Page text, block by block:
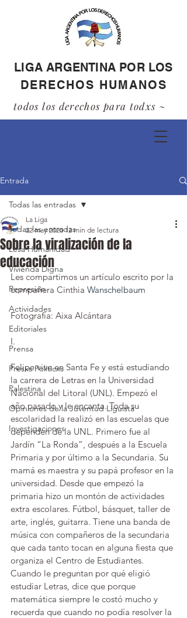
LIGA ARGENTINA POR LOS
DERECHOS HUMANOS
todos los derechos para todxs ~
Entrada
Todas las entradas
Lesa Humanidad
Vivienda Digna
Represión
Actividades
Editoriales
Prensa
Presxs Políticxs
Palestina
Opiniones de la Juventud Liguista
Investigaciones
Todas las entradas
Sobre la viralización de la
educación
La Liga
22 may 2020 12 min de lectura
Les compartimos un artículo escrito por la
compañera Cinthia Wanschelbaum
Fotografía: Aixa Alcántara
I.
Felipe vive en Santa Fe y está estudiando
la carrera de Letras en la Universidad
Nacional del Litoral (UNL). Empezó el
año pasado y le encanta. Toda su
escolaridad la realizó en las escuelas que
dependen de la UNL. Primero fue al
Jardín “La Ronda”, después a la Escuela
Primaria y por último a la Secundaria. Su
mamá es maestra y su papá profesor en la
universidad. Desde que empezó la
primaria hizo un montón de actividades
extra escolares. Fútbol, básquet, taller de
arte, inglés, guitarra. Tiene una banda de
música con compañeros de la secundaria
que cada tanto tocan en alguna fiesta que
organiza el Centro de Estudiantes.
Cuando le preguntan por qué eligió
estudiar Letras, dice que porque
matemática siempre le costó mucho y
recuerda que cuando no podía resolver la